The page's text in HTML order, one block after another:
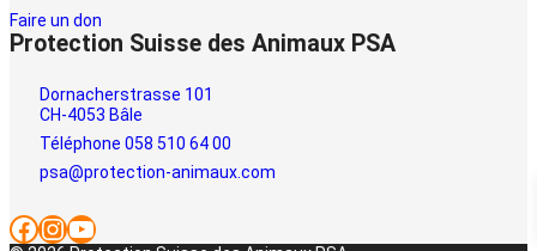
Faire un don
Protection Suisse des Animaux PSA
Dornacherstrasse 101
CH-4053 Bâle
Téléphone 058 510 64 00
psa@protection-animaux.com
Facebook InstagramYouTube